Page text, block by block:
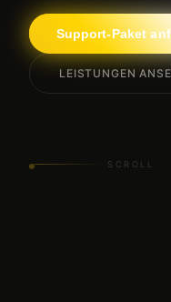
Support-Paket
LEISTUNGEN
SCROLL